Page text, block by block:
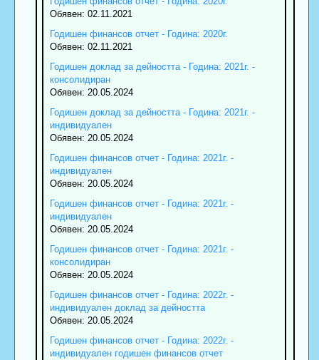
Обявен: 02.11.2021
Годишен финансов отчет - Година: 2020г.
Обявен: 02.11.2021
Годишен доклад за дейността - Година: 2021г. -
консолидиран
Обявен: 20.05.2024
Годишен доклад за дейността - Година: 2021г. -
индивидуален
Обявен: 20.05.2024
Годишен финансов отчет - Година: 2021г. -
индивидуален
Обявен: 20.05.2024
Годишен финансов отчет - Година: 2021г. -
индивидуален
Обявен: 20.05.2024
Годишен финансов отчет - Година: 2021г. -
консолидиран
Обявен: 20.05.2024
Годишен финансов отчет - Година: 2022г. -
индивидуален доклад за дейността
Обявен: 20.05.2024
Годишен финансов отчет - Година: 2022г. -
индивидуален годишен финансов отчет